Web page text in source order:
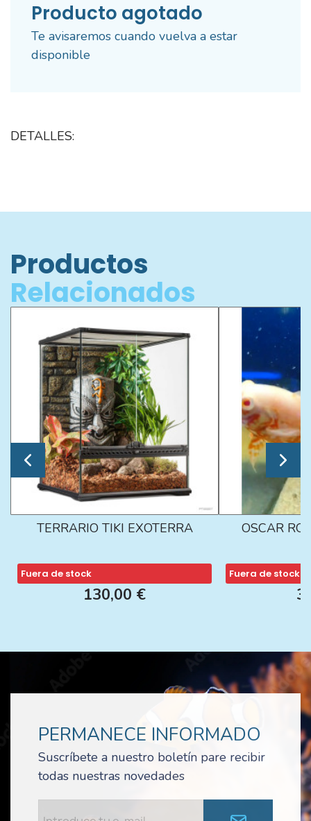
Producto agotado
Te avisaremos cuando vuelva a estar
disponible
DETALLES:
Productos
Relacionados
TERRARIO TIKI EXOTERRA
Fuera de stock
130,00 €
OSCAR
Fuera de stock
PERMANECE INFORMADO
Suscríbete a nuestro boletín pare recibir
todas nuestras novedades